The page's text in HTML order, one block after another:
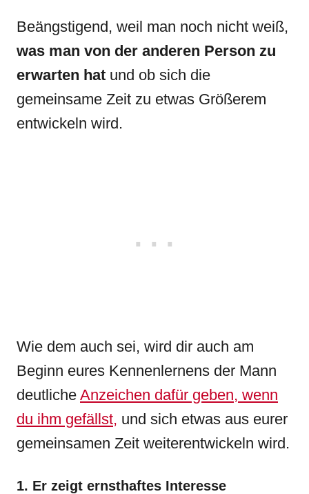
Beängstigend, weil man noch nicht weiß,
was man von der anderen Person zu
erwarten hat und ob sich die
gemeinsame Zeit zu etwas Größerem
entwickeln wird.
Wie dem auch sei, wird dir auch am
Beginn eures Kennenlernens der Mann
deutliche Anzeichen dafür geben, wenn
du ihm gefällst, und sich etwas aus eurer
gemeinsamen Zeit weiterentwickeln wird.
1. Er zeigt ernsthaftes Interesse